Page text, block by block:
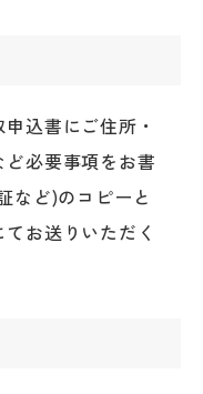
込書にご住所・
必要事項をお書
など)のコピーと
お送りいただく